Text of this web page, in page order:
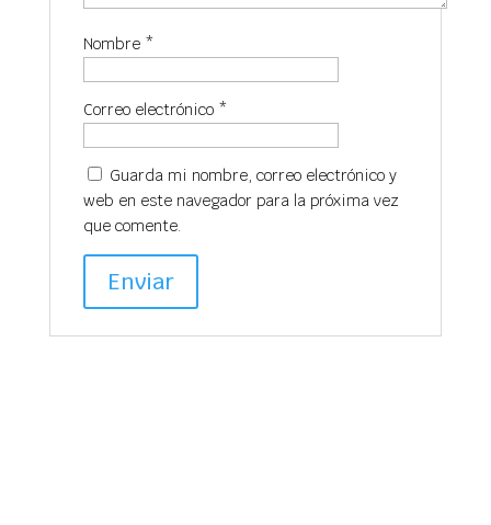
Nombre *
Correo electrónico *
Guarda mi nombre, correo electrónico y
web en este navegador para la próxima vez
que comente.